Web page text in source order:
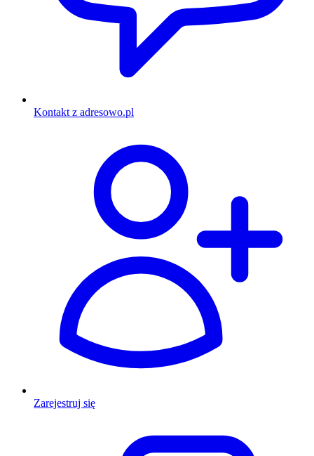
Kontakt z adresowo.pl
Zarejestruj się